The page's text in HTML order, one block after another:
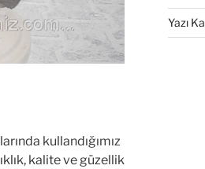
kullandığımız
kalite ve güzellik
Yazı